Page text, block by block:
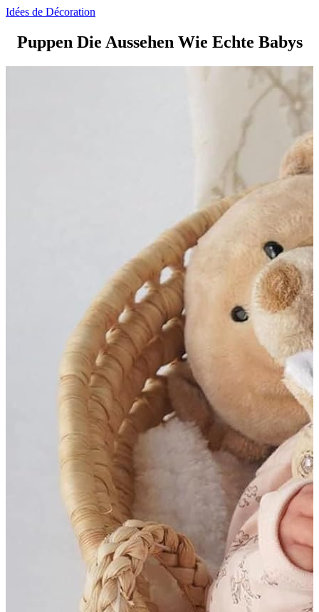
Idées de Décoration
Puppen Die Aussehen Wie Echte Babys